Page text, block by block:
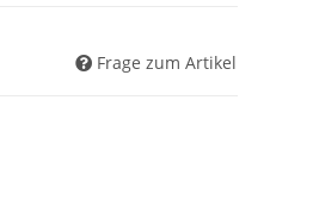
Frage zum Artikel